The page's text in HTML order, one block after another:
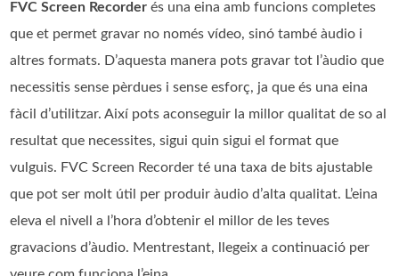
FVC Screen Recorder és una eina amb funcions completes
que et permet gravar no només vídeo, sinó també àudio i
altres formats. D’aquesta manera pots gravar tot l’àudio que
necessitis sense pèrdues i sense esforç, ja que és una eina
fàcil d’utilitzar. Així pots aconseguir la millor qualitat de so al
resultat que necessites, sigui quin sigui el format que
vulguis. FVC Screen Recorder té una taxa de bits ajustable
que pot ser molt útil per produir àudio d’alta qualitat. L’eina
eleva el nivell a l’hora d’obtenir el millor de les teves
gravacions d’àudio. Mentrestant, llegeix a continuació per